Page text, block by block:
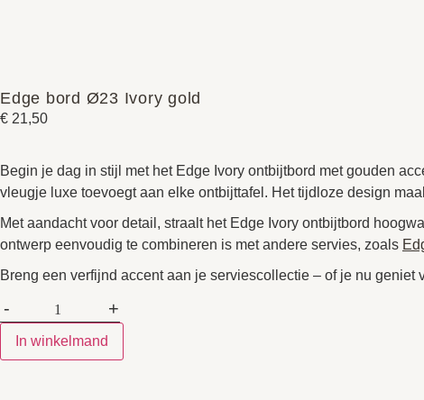
Edge bord Ø23 Ivory gold
€ 21,50
Begin je dag in stijl met het Edge Ivory ontbijtbord met gouden
vleugje luxe toevoegt aan elke ontbijttafel. Het tijdloze design
Met aandacht voor detail, straalt het Edge Ivory ontbijtbord
ontwerp eenvoudig te combineren is met andere servies, zoals
Breng een verfijnd accent aan je serviescollectie – of je nu
- +
In winkelmand